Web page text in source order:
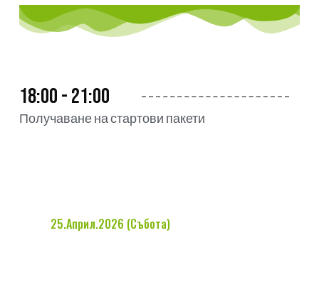
18:00 - 21:00
Получаване на стартови пакети
25.Април.2026 (Събота)